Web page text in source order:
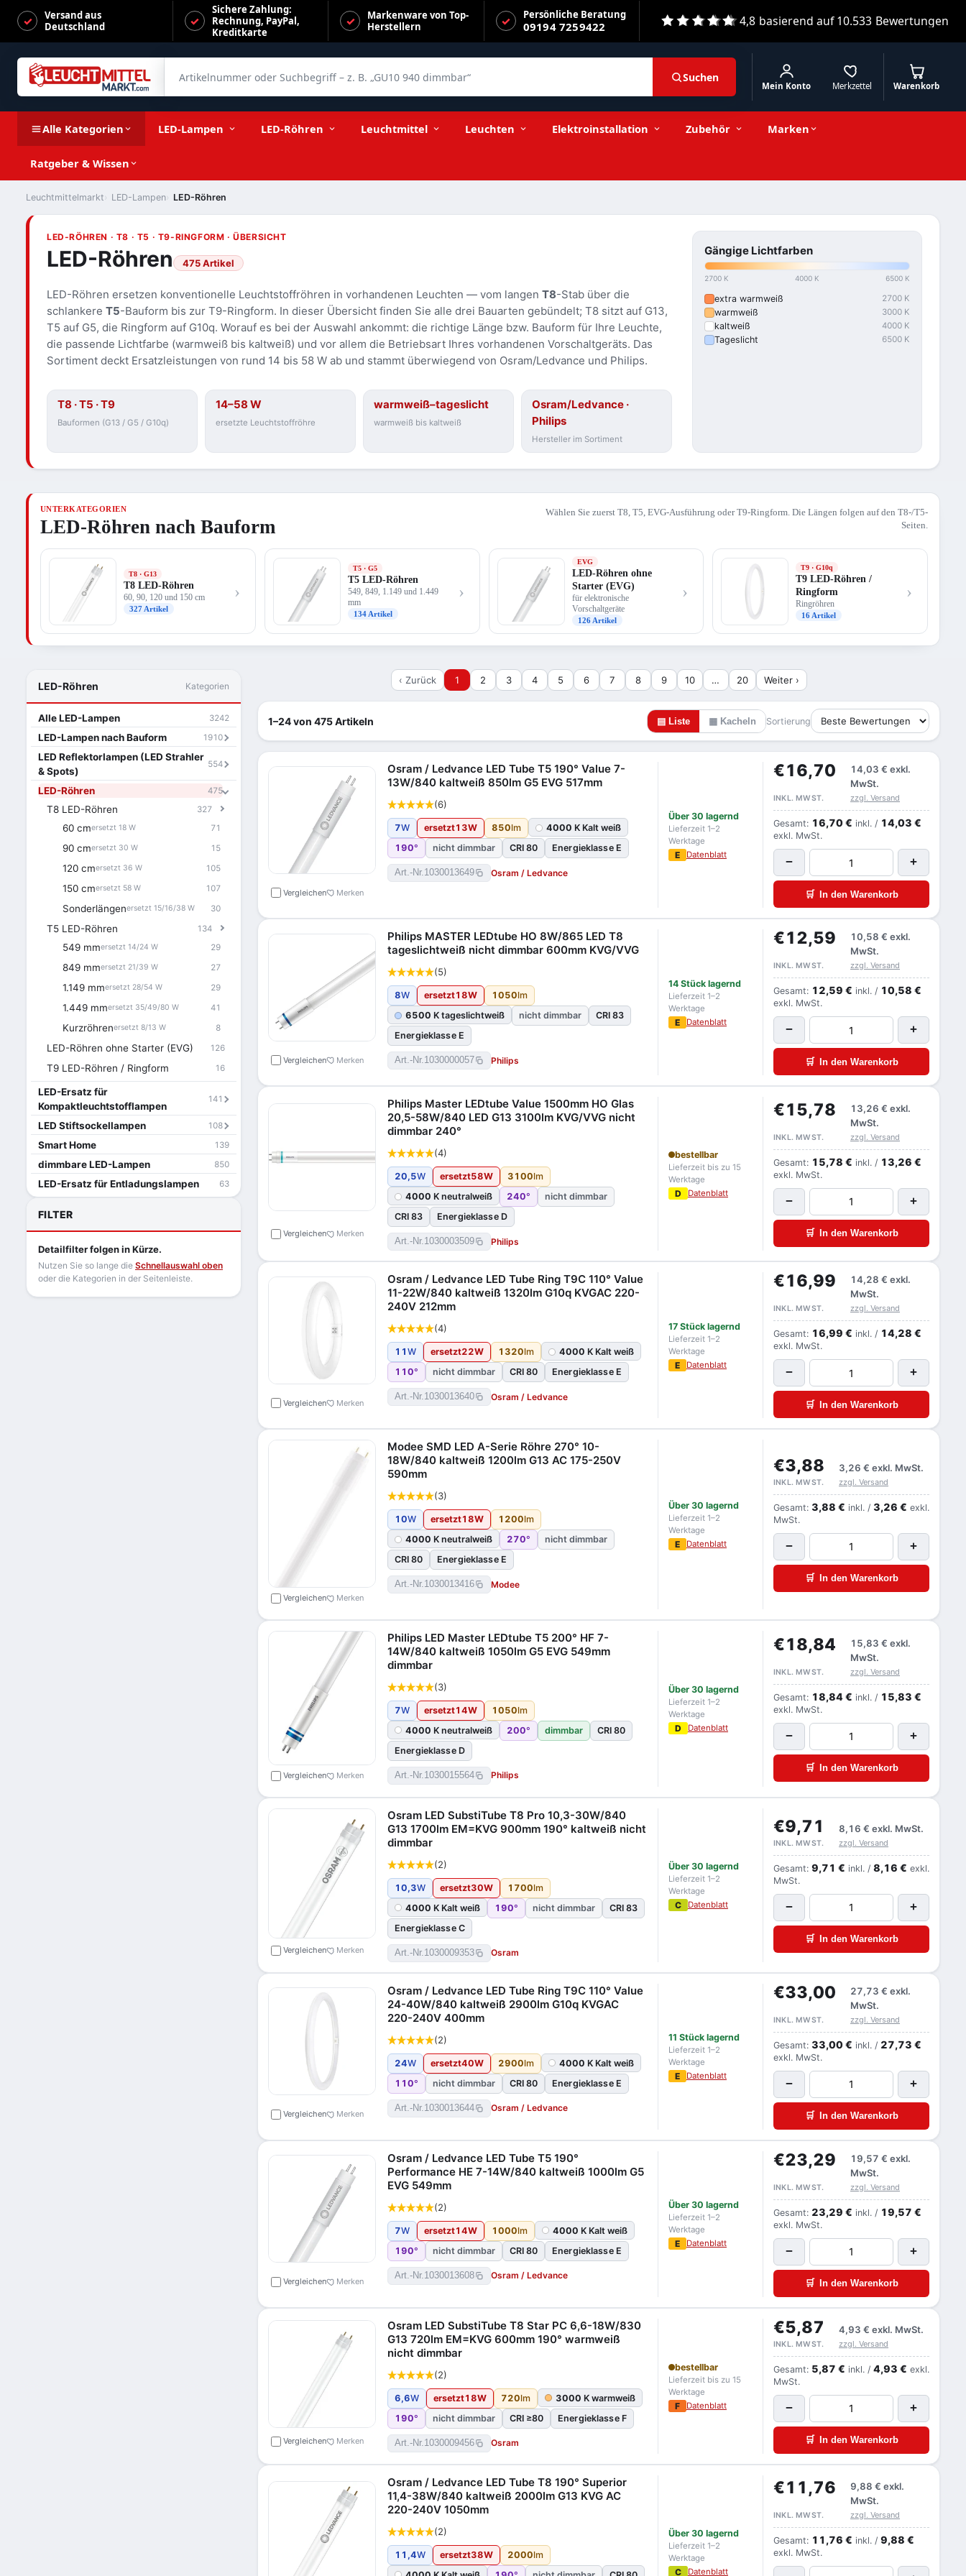
Versand aus
Deutschland
Sichere Zahlung:
Rechnung, PayPal,
Kreditkarte
Markenware von Top-
Herstellern
Persönliche Beratung
09194 7259422 4,8 basierend auf10.533 Bewertungen
Suchen
Merkzettel
Mein Konto Warenkorb
Alle Kategorien LED-Lampen LED-Röhren Leuchtmittel Leuchten Elektroinstallation Zubehör Marken
Ratgeber & Wissen
Leuchtmittelmarkt LED-Lampen LED-Röhren
LED-RÖHREN · T8 · T5 · T9-RINGFORM · ÜBERSICHT
LED-Röhren 475 Artikel
LED-Röhren ersetzen konventionelle Leuchtstoffröhren in vorhandenen Leuchten — vom langen T8-Stab über die
schlankere T5-Bauform bis zur T9-Ringform. In dieser Übersicht finden Sie alle drei Bauarten gebündelt; T8 sitzt auf G13,
T5 auf G5, die Ringform auf G10q. Worauf es bei der Auswahl ankommt: die richtige Länge bzw. Bauform für Ihre Leuchte,
die passende Lichtfarbe (warmweiß bis kaltweiß) und vor allem die Betriebsart Ihres vorhandenen Vorschaltgeräts. Das
Sortiment deckt Ersatzleistungen von rund 14 bis 58 W ab und stammt überwiegend von Osram/Ledvance und Philips.
T8 · T5 · T9
Bauformen (G13 / G5 / G10q)
14–58 W
ersetzte Leuchtstoffröhre
warmweiß–tageslicht
warmweiß bis kaltweiß
Osram/Ledvance ·
Philips
Hersteller im Sortiment
Gängige Lichtfarben
2700 K 4000 K 6500 K
extra warmweiß 2700 K
warmweiß 3000 K
kaltweiß 4000 K
Tageslicht 6500 K
UNTERKATEGORIEN
LED-Röhren nach Bauform
Wählen Sie zuerst T8, T5, EVG-Ausführung oder T9-Ringform. Die Längen folgen auf den T8-/T5-
Seiten.
T8 · G13
T8 LED-Röhren
60, 90, 120 und 150 cm
327 Artikel
›
T5 · G5
T5 LED-Röhren
549, 849, 1.149 und 1.449
mm
134 Artikel
›
EVG
LED-Röhren ohne
Starter (EVG)
für elektronische
Vorschaltgeräte
126 Artikel
›
T9 · G10q
T9 LED-Röhren /
Ringform
Ringröhren
16 Artikel
›
LED-Röhren Kategorien
Alle LED-Lampen 3242
LED-Lampen nach Bauform 1910
LED Reflektorlampen (LED Strahler
& Spots)
554
LED-Röhren 475
T8 LED-Röhren 327
60 cmersetzt 18 W 71
90 cmersetzt 30 W 15
120 cmersetzt 36 W 105
150 cmersetzt 58 W 107
Sonderlängenersetzt 15/16/38 W 30
T5 LED-Röhren 134
549 mmersetzt 14/24 W 29
849 mmersetzt 21/39 W 27
1.149 mmersetzt 28/54 W 29
1.449 mmersetzt 35/49/80 W 41
Kurzröhrenersetzt 8/13 W 8
LED-Röhren ohne Starter (EVG) 126
T9 LED-Röhren / Ringform 16
LED-Ersatz für
Kompaktleuchtstofflampen
141
LED Stiftsockellampen 108
Smart Home 139
dimmbare LED-Lampen 850
LED-Ersatz für Entladungslampen 63
FILTER
Detailfilter folgen in Kürze.
Nutzen Sie so lange die Schnellauswahl oben
oder die Kategorien in der Seitenleiste.
‹ Zurück 1 2 3 4 5 6 7 8 9 10 … 20 Weiter ›
1–24 von 475 Artikeln ▤ Liste ▦ Kacheln Sortierung
Vergleichen Merken
Osram / Ledvance LED Tube T5 190° Value 7-
13W/840 kaltweiß 850lm G5 EVG 517mm
(6)
7W ersetzt13W 850lm 4000 K Kalt weiß
190° nicht dimmbar CRI 80 Energieklasse E
Art.-Nr.1030013649 Osram / Ledvance
Über 30 lagernd
Lieferzeit 1–2
Werktage
E Datenblatt
€16,70 14,03 € exkl.
MwSt.
INKL. MWST. zzgl. Versand
Gesamt: 16,70 € inkl. / 14,03 €
exkl. MwSt.
− +
🛒 In den Warenkorb
Vergleichen Merken
Philips MASTER LEDtube HO 8W/865 LED T8
tageslichtweiß nicht dimmbar 600mm KVG/VVG
(5)
8W ersetzt18W 1050lm
6500 K tageslichtweiß nicht dimmbar
CRI 83
Energieklasse E
Art.-Nr.1030000057 Philips
14 Stück lagernd
Lieferzeit 1–2
Werktage
E Datenblatt
€12,59 10,58 € exkl.
MwSt.
INKL. MWST. zzgl. Versand
Gesamt: 12,59 € inkl. / 10,58 €
exkl. MwSt.
− +
🛒 In den Warenkorb
Vergleichen Merken
Philips Master LEDtube Value 1500mm HO Glas
20,5-58W/840 LED G13 3100lm KVG/VVG nicht
dimmbar 240°
(4)
20,5W ersetzt58W 3100lm
4000 K neutralweiß 240°
nicht dimmbar
CRI 83
Energieklasse D
Art.-Nr.1030003509 Philips
bestellbar
Lieferzeit bis zu 15
Werktage
D Datenblatt
€15,78 13,26 € exkl.
MwSt.
INKL. MWST. zzgl. Versand
Gesamt: 15,78 € inkl. / 13,26 €
exkl. MwSt.
− +
🛒 In den Warenkorb
Vergleichen Merken
Osram / Ledvance LED Tube Ring T9C 110° Value
11-22W/840 kaltweiß 1320lm G10q KVGAC 220-
240V 212mm
(4)
11 W ersetzt22W 1320lm 4000 K Kalt weiß
110° nicht dimmbar CRI 80 Energieklasse E
Art.-Nr.1030013640 Osram / Ledvance
17 Stück lagernd
Lieferzeit 1–2
Werktage
E Datenblatt
€16,99 14,28 € exkl.
MwSt.
INKL. MWST. zzgl. Versand
Gesamt: 16,99 € inkl. / 14,28 €
exkl. MwSt.
− +
🛒 In den Warenkorb
Vergleichen Merken
Modee SMD LED A-Serie Röhre 270° 10-
18W/840 kaltweiß 1200lm G13 AC 175-250V
590mm
(3)
10W ersetzt18W 1200lm
4000 K neutralweiß 270°
nicht dimmbar
CRI 80
Energieklasse E
Art.-Nr.1030013416 Modee
Über 30 lagernd
Lieferzeit 1–2
Werktage
E Datenblatt
€3,88 3,26 € exkl. MwSt.
INKL. MWST. zzgl. Versand
Gesamt: 3,88 € inkl. / 3,26 € exkl.
MwSt.
− +
🛒 In den Warenkorb
Vergleichen Merken
Philips LED Master LEDtube T5 200° HF 7-
14W/840 kaltweiß 1050lm G5 EVG 549mm
dimmbar
(3)
7W ersetzt14W 1050lm
4000 K neutralweiß 200° dimmbar
CRI 80
Energieklasse D
Art.-Nr. 1030015564 Philips
Über 30 lagernd
Lieferzeit 1–2
Werktage
D Datenblatt
€18,84 15,83 € exkl.
MwSt.
INKL. MWST. zzgl. Versand
Gesamt: 18,84 € inkl. / 15,83 €
exkl. MwSt.
− +
🛒 In den Warenkorb
Vergleichen Merken
Osram LED SubstiTube T8 Pro 10,3-30W/840
G13 1700lm EM=KVG 900mm 190° kaltweiß nicht
dimmbar
(2)
10,3W ersetzt30W 1700lm
4000 K Kalt weiß 190° nicht dimmbar
CRI 83
Energieklasse C
Art.-Nr. 1030009353 Osram
Über 30 lagernd
Lieferzeit 1–2
Werktage
C Datenblatt
€9,71 8,16 € exkl. MwSt.
INKL. MWST. zzgl. Versand
Gesamt: 9,71 € inkl. / 8,16 € exkl.
MwSt.
− +
🛒 In den Warenkorb
Vergleichen Merken
Osram / Ledvance LED Tube Ring T9C 110° Value
24-40W/840 kaltweiß 2900lm G10q KVGAC
220-240V 400mm
(2)
24W ersetzt40W 2900lm 4000 K Kalt weiß
110° nicht dimmbar CRI 80 Energieklasse E
Art.-Nr. 1030013644 Osram / Ledvance
11 Stück lagernd
Lieferzeit 1–2
Werktage
E Datenblatt
€33,00 27,73 € exkl.
MwSt.
INKL. MWST. zzgl. Versand
Gesamt: 33,00 € inkl. / 27,73 €
exkl. MwSt.
− +
🛒 In den Warenkorb
Vergleichen Merken
Osram / Ledvance LED Tube T5 190°
Performance HE 7-14W/840 kaltweiß 1000lm G5
EVG 549mm
(2)
7W ersetzt14W 1000lm 4000 K Kalt weiß
190° nicht dimmbar CRI 80 Energieklasse E
Art.-Nr. 1030013608 Osram / Ledvance
Über 30 lagernd
Lieferzeit 1–2
Werktage
E Datenblatt
€23,29 19,57 € exkl.
MwSt.
INKL. MWST. zzgl. Versand
Gesamt: 23,29 € inkl. / 19,57 €
exkl. MwSt.
− +
🛒 In den Warenkorb
Vergleichen Merken
Osram LED SubstiTube T8 Star PC 6,6-18W/830
G13 720lm EM=KVG 600mm 190° warmweiß
nicht dimmbar
(2)
6,6W ersetzt18W 720lm 3000 K warmweiß
190° nicht dimmbar CRI ≥80 Energieklasse F
Art.-Nr. 1030009456 Osram
bestellbar
Lieferzeit bis zu 15
Werktage
F Datenblatt
€5,87 4,93 € exkl. MwSt.
INKL. MWST. zzgl. Versand
Gesamt: 5,87 € inkl. / 4,93 € exkl.
MwSt.
− +
🛒 In den Warenkorb
Osram / Ledvance LED Tube T8 190° Superior
11,4-38W/840 kaltweiß 2000lm G13 KVG AC
220-240V 1050mm
(2)
11,4W ersetzt38W 2000lm
Über 30 lagernd
Lieferzeit 1–2
Werktage
C Datenblatt
€11,76 9,88 € exkl.
MwSt.
INKL. MWST. zzgl. Versand
Gesamt: 11,76 € inkl. / 9,88 €
exkl. MwSt.